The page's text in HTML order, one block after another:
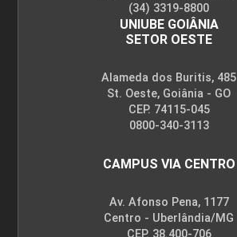
(34) 3319-8800
UNIUBE GOIÂNIA
SETOR OESTE
Alameda dos Buritis, 485
St. Oeste, Goiânia - GO
CEP. 74115-045
0800-340-3113
CAMPUS VIA CENTRO
Av. Afonso Pena, 1177
Centro - Uberlândia/MG
CEP. 38.400-706